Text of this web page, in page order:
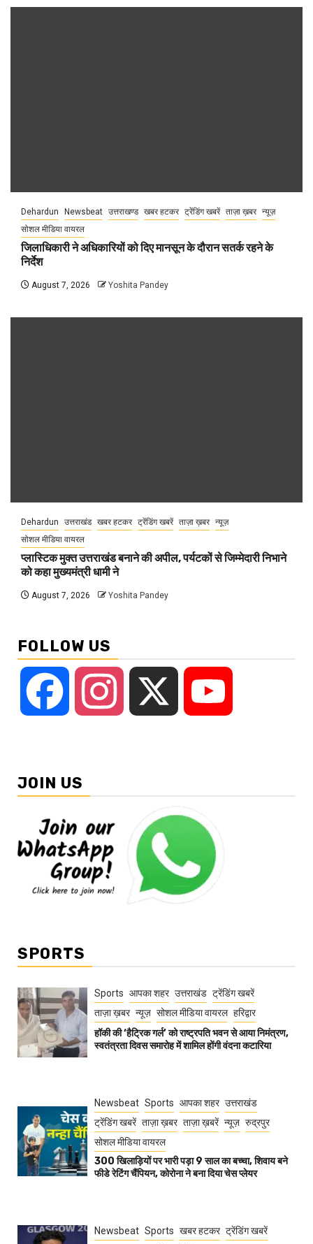
Dehardun Newsbeat उत्तराखण्ड खबर हटकर ट्रेंडिंग खबरें ताज़ा ख़बर न्यूज़
सोशल मीडिया वायरल
जिलाधिकारी ने अधिकारियों को दिए मानसून के दौरान सतर्क रहने के
निर्देश
August 7, 2026 Yoshita Pandey
Dehardun उत्तराखंड खबर हटकर ट्रेंडिंग खबरें ताज़ा ख़बर न्यूज़
सोशल मीडिया वायरल
प्लास्टिक मुक्त उत्तराखंड बनाने की अपील, पर्यटकों से जिम्मेदारी निभाने
को कहा मुख्यमंत्री धामी ने
August 7, 2026 Yoshita Pandey
FOLLOW US
Facebook Instagram
JOIN US
SPORTS
Sports आपका शहर उत्तराखंड ट्रेंडिंग खबरें
ताज़ा ख़बर न्यूज़ सोशल मीडिया वायरल हरिद्वार
हॉकी की ‘हैट्रिक गर्ल’ को राष्ट्रपति भवन से आया निमंत्रण,
स्वतंत्रता दिवस समारोह में शामिल होंगी वंदना कटारिया
Newsbeat Sports आपका शहर उत्तराखंड
ट्रेंडिंग खबरें ताज़ा ख़बर ताज़ा ख़बरें न्यूज़ रुद्रपुर
सोशल मीडिया वायरल
300 खिलाड़ियों पर भारी पड़ा 9 साल का बच्चा, शिवाय बने
फीडे रेटिंग चैंपियन, कोरोना ने बना दिया चेस प्लेयर
Newsbeat Sports खबर हटकर ट्रेंडिंग खबरें